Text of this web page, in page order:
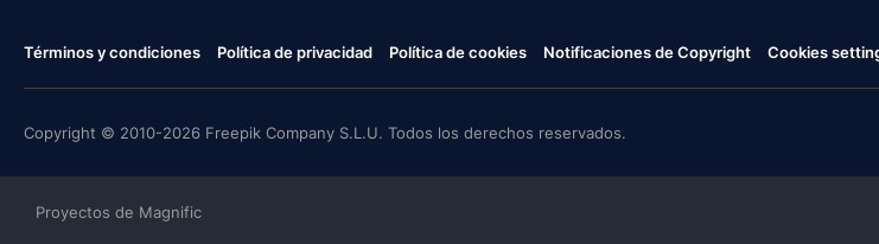
Términos y condiciones Política de privacidad Política de cookies Notificaciones de Copyright Cookies
Copyright © 2010-2026 Freepik Company S.L.U. Todos los derechos reservados.
Proyectos de Magnific